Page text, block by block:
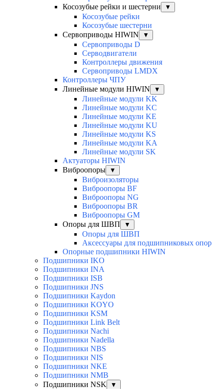
Косозубые рейки и шестерни
▼
Косозубые рейки
Косозубые шестерни
Сервоприводы HIWIN
▼
Сервоприводы D
Серводвигатели
Контроллеры движения
Сервоприводы LMDX
Контроллеры ЧПУ
Линейные модули HIWIN
▼
Линейные модули KK
Линейные модули KC
Линейные модули KE
Линейные модули KU
Линейные модули KS
Линейные модули KA
Линейные модули SK
Актуаторы HIWIN
Виброопоры
▼
Виброизоляторы
Виброопоры BF
Виброопоры NG
Виброопоры BR
Виброопоры GM
Опоры для ШВП
▼
Опоры для ШВП
Аксессуары для подшипниковых опор
Опорные подшипники HIWIN
Подшипники IKO
Подшипники INA
Подшипники ISB
Подшипники JNS
Подшипники Kaydon
Подшипники KOYO
Подшипники KSM
Подшипники Link Belt
Подшипники Nachi
Подшипники Nadella
Подшипники NBS
Подшипники NIS
Подшипники NKE
Подшипники NMB
Подшипники NSK
▼